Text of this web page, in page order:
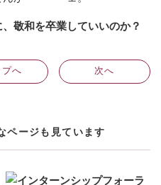
敬和を卒業していいのか？
プへ 次へ
ページも見ています